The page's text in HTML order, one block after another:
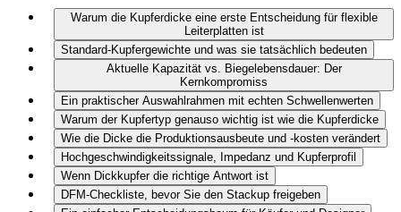
Warum die Kupferdicke eine erste Entscheidung für flexible
Leiterplatten ist
Standard-Kupfergewichte und was sie tatsächlich bedeuten
Aktuelle Kapazität vs. Biegelebensdauer: Der
Kernkompromiss
Ein praktischer Auswahlrahmen mit echten Schwellenwerten
Warum der Kupfertyp genauso wichtig ist wie die Kupferdicke
Wie die Dicke die Produktionsausbeute und -kosten verändert
Hochgeschwindigkeitssignale, Impedanz und Kupferprofil
Wenn Dickkupfer die richtige Antwort ist
DFM-Checkliste, bevor Sie den Stackup freigeben